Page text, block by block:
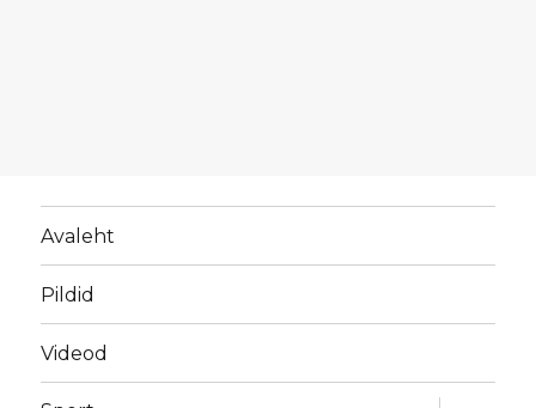
Avaleht
Pildid
Videod